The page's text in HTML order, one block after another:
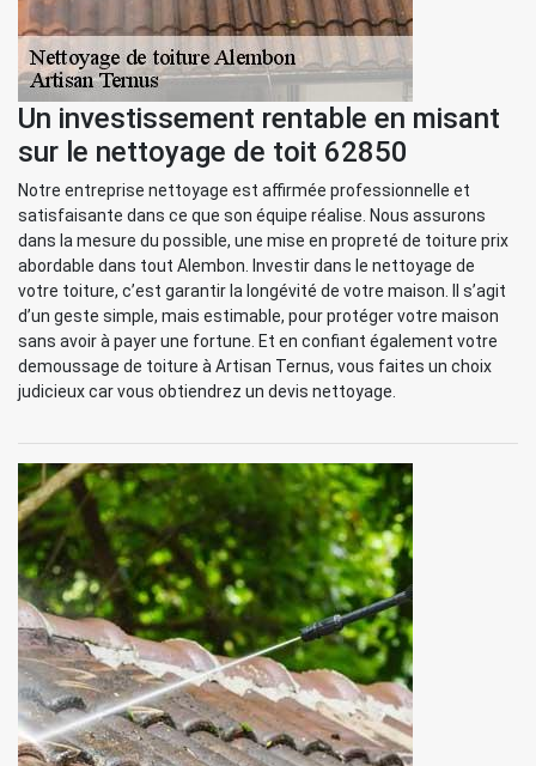
Un investissement rentable en misant
sur le nettoyage de toit 62850
Notre entreprise nettoyage est affirmée professionnelle et
satisfaisante dans ce que son équipe réalise. Nous assurons
dans la mesure du possible, une mise en propreté de toiture prix
abordable dans tout Alembon. Investir dans le nettoyage de
votre toiture, c’est garantir la longévité de votre maison. Il s’agit
d’un geste simple, mais estimable, pour protéger votre maison
sans avoir à payer une fortune. Et en confiant également votre
demoussage de toiture à Artisan Ternus, vous faites un choix
judicieux car vous obtiendrez un devis nettoyage.